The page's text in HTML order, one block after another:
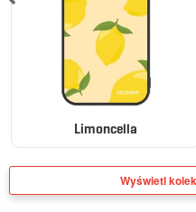
Limoncella
Wyświetl